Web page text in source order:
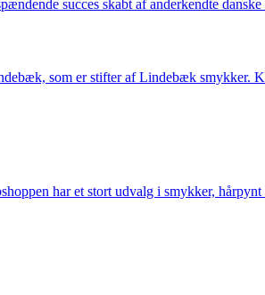
succes skabt af anderkendte
som er stifter af Lindebæk smykker.
har et stort udvalg i smykker,